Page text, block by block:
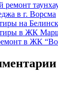
ремонт
в г. Ворсма
на
в ЖК
в ЖК